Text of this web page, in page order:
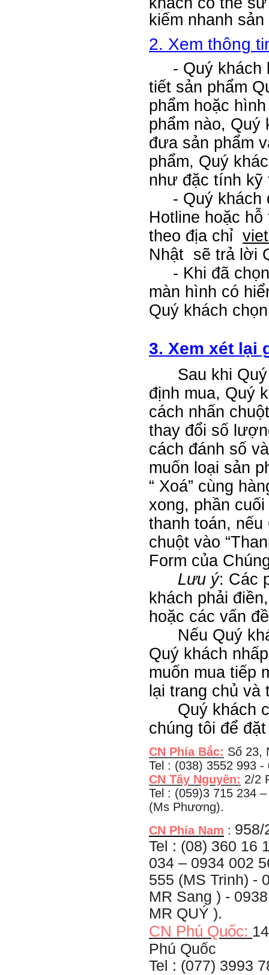
kiếm nhanh
2. Xem thông
- Quý khách
tiết sản phẩm
phẩm hoặc
phẩm nào, Quý
đưa sản phẩm
phẩm, Quý
như đặc tính
- Quý khách
Hotline hoặc
theo địa chỉ
Nhật sẽ trả lời
- Khi đã chọn
màn hình có
Quý khách
3. Xem xét lại
Sau khi Quý
định mua, Quý
cách nhấn
thay đổi số
cách đánh số
muốn loại sản
“ Xoá” cùng
xong, phần
thanh toán,
chuột vào
Form của
Lưu ý: Các
khách phải
hoặc các vấn
Nếu Quý
Quý khách
muốn mua tiếp
lại trang chủ
Quý khách
chúng tôi để
CN Phía Bắc: Số 23,
Tel : (038) 3552 993
CN Tây Nguyên: 2/2
Tel : (059)3 715 234 –
(Ms Phương).
CN Phía Nam : 958/
Tel : (08) 360 16
034 – 0934 002
555 (MS Trinh) -
MR Sang ) -
MR QUÝ ).
CN Phú Quốc:
Phú Quốc
Tel : (077) 3993